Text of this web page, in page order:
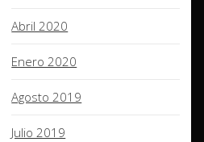
Abril 2020
Enero 2020
Agosto 2019
Julio 2019